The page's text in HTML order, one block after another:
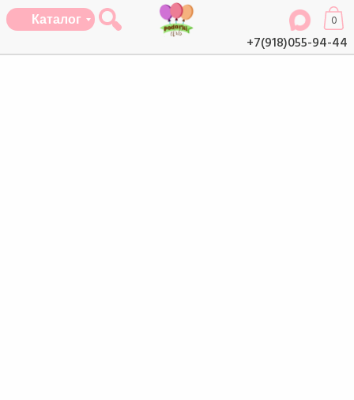
+7(918)055-94-44
0
Каталог